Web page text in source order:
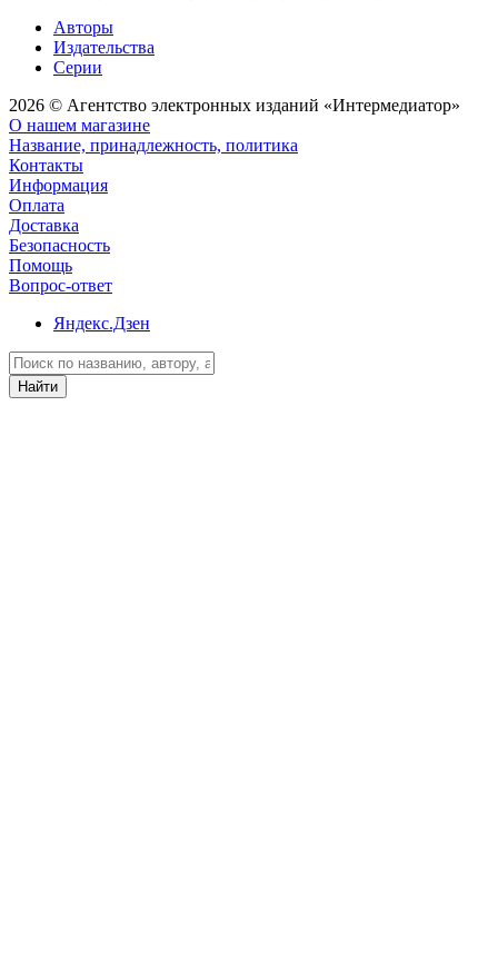
Авторы
Издательства
Серии
2026 © Агентство электронных изданий «Интермедиатор»
О нашем магазине
Название, принадлежность, политика
Контакты
Информация
Оплата
Доставка
Безопасность
Помощь
Вопрос-ответ
Яндекс.Дзен
Найти